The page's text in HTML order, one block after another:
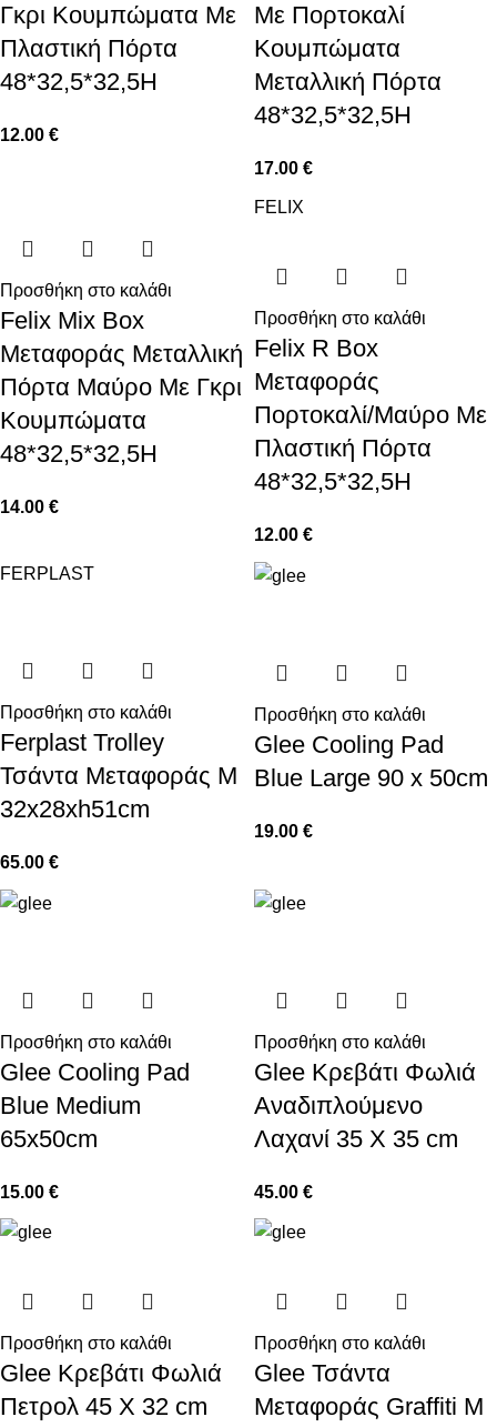
Γκρι Κουμπώματα Με
Πλαστική Πόρτα
48*32,5*32,5H
12.00 €
Με Πορτοκαλί
Κουμπώματα
Μεταλλική Πόρτα
48*32,5*32,5H
17.00 €
Προσθήκη στο καλάθι
Felix Mix Box
Μεταφοράς Μεταλλική
Πόρτα Μαύρο Με Γκρι
Κουμπώματα
48*32,5*32,5H
14.00 €
FELIX
Προσθήκη στο καλάθι
Felix R Box
Μεταφοράς
Πορτοκαλί/Μαύρο Με
Πλαστική Πόρτα
48*32,5*32,5H
12.00 €
FERPLAST
Προσθήκη στο καλάθι
Ferplast Trolley
Τσάντα Μεταφοράς M
32x28xh51cm
65.00 €
Προσθήκη στο καλάθι
Glee Cooling Pad
Blue Large 90 x 50cm
19.00 €
Προσθήκη στο καλάθι
Glee Cooling Pad
Blue Medium
65x50cm
15.00 €
Προσθήκη στο καλάθι
Glee Κρεβάτι Φωλιά
Αναδιπλούμενο
Λαχανί 35 Χ 35 cm
45.00 €
Προσθήκη στο καλάθι
Glee Κρεβάτι Φωλιά
Πετρολ 45 Χ 32 cm
Προσθήκη στο καλάθι
Glee Τσάντα
Μεταφοράς Graffiti M